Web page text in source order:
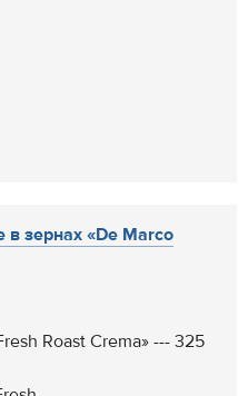
зернах «De Marco
Roast Crema» --- 325